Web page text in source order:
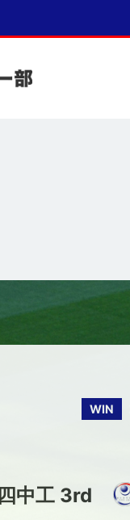
WIN
四中工 3rd